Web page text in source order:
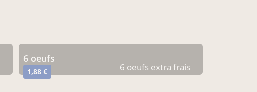
6 oeufs
1,88 € 6 oeufs extra frais